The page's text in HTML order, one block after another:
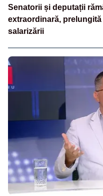
Senatorii și deputații
extraordinară,
salarizării